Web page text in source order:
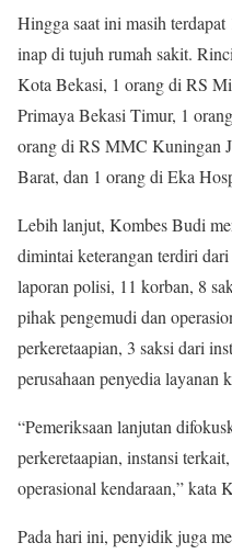
Hingga saat ini masih
inap di tujuh rumah sakit.
Kota Bekasi, 1 orang di RS
Primaya Bekasi Timur, 1
orang di RS MMC Kuningan
Barat, dan 1 orang di Eka
Lebih lanjut, Kombes Budi
dimintai keterangan terdiri
laporan polisi, 11 korban, 8
pihak pengemudi dan
perkeretaapian, 3 saksi dari
perusahaan penyedia layanan
“Pemeriksaan lanjutan
perkeretaapian, instansi
operasional kendaraan,” kata
Pada hari ini, penyidik juga